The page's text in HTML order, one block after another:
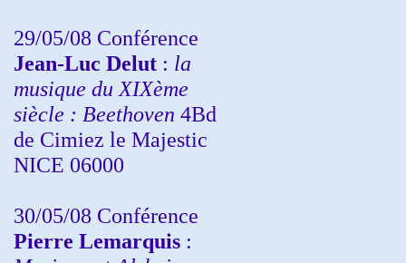
29/05/08 Conférence
Jean-Luc Delut : la
musique du XIXème
siècle : Beethoven 4Bd
de Cimiez le Majestic
NICE 06000
30/05/08 Conférence
Pierre Lemarquis :